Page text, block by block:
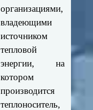
организациями,
владеющими
источником
тепловой
энергии, на
котором
производится
теплоноситель,